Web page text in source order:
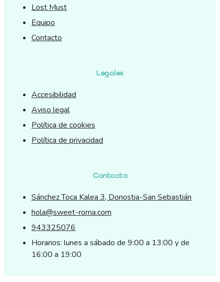
Lost Must
Equipo
Contacto
Legales
Accesibilidad
Aviso legal
Política de cookies
Política de privacidad
Contacto
Sánchez Toca Kalea 3, Donostia-San Sebastián
hola@sweet-roma.com
943325076
Horarios: lunes a sábado de 9:00 a 13:00 y de
16:00 a 19:00